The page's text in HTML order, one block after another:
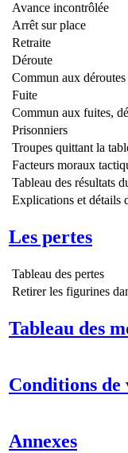
Avance incontrôlée
Arrêt sur place
Retraite
Déroute
Commun aux déroutes
Fuite
Commun aux fuites,
Prisonniers
Troupes quittant la
Facteurs moraux
Tableau des résultats
Explications et détails
Les pertes
Tableau des pertes
Retirer les figurines
Tableau des
Conditions
Annexes